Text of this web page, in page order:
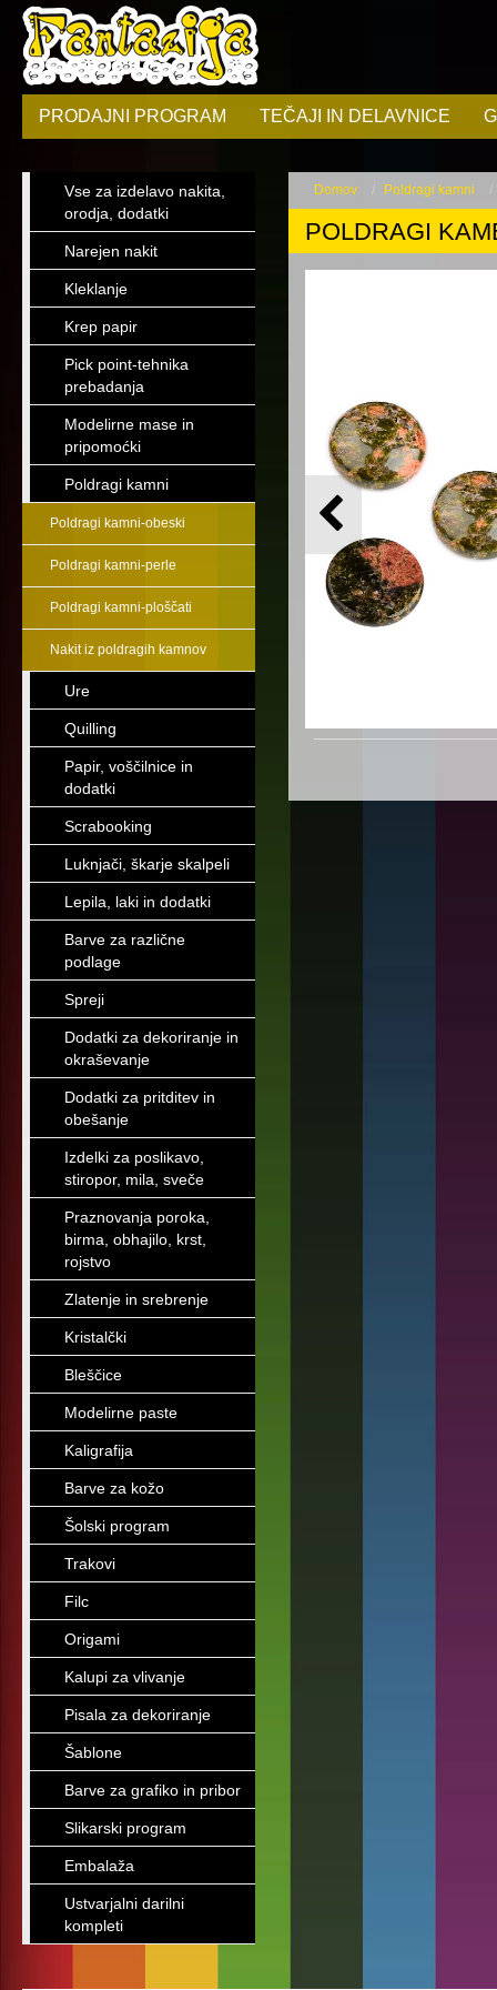
PRODAJNI PROGRAM TEČAJI IN DELAVNICE
Vse za izdelavo nakita,
orodja, dodatki
Narejen nakit
Kleklanje
Krep papir
Pick point-tehnika
prebadanja
Modelirne mase in
pripomoćki
Poldragi kamni
Poldragi kamni-obeski
Poldragi kamni-perle
Poldragi kamni-ploščati
Nakit iz poldragih kamnov
Ure
Quilling
Papir, voščilnice in
dodatki
Scrabooking
Luknjači, škarje skalpeli
Lepila, laki in dodatki
Barve za različne
podlage
Spreji
Dodatki za dekoriranje in
okraševanje
Dodatki za pritditev in
obešanje
Izdelki za poslikavo,
stiropor, mila, sveče
Praznovanja poroka,
birma, obhajilo, krst,
rojstvo
Zlatenje in srebrenje
Kristalčki
Bleščice
Modelirne paste
Kaligrafija
Barve za kožo
Šolski program
Trakovi
Filc
Origami
Kalupi za vlivanje
Pisala za dekoriranje
Šablone
Barve za grafiko in pribor
Slikarski program
Embalaža
Ustvarjalni darilni
kompleti
Domov Poldragi kamni
POLDRAGI